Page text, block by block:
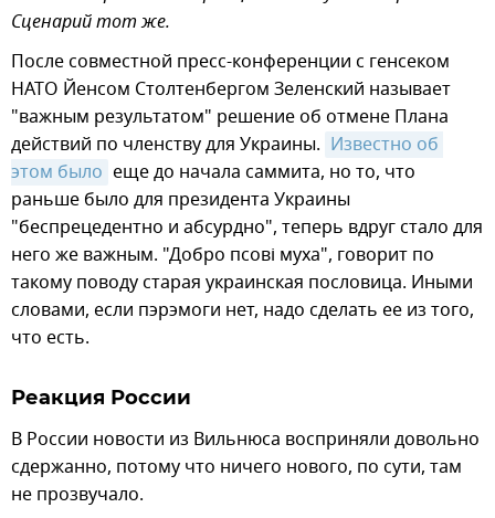
Сценарий тот же.
После совместной пресс-конференции с генсеком
НАТО Йенсом Столтенбергом Зеленский называет
"важным результатом" решение об отмене Плана
действий по членству для Украины. Известно об
этом было еще до начала саммита, но то, что
раньше было для президента Украины
"беспрецедентно и абсурдно", теперь вдруг стало для
него же важным. "Добро псовi муха", говорит по
такому поводу старая украинская пословица. Иными
словами, если пэрэмоги нет, надо сделать ее из того,
что есть.
Реакция России
В России новости из Вильнюса восприняли довольно
сдержанно, потому что ничего нового, по сути, там
не прозвучало.